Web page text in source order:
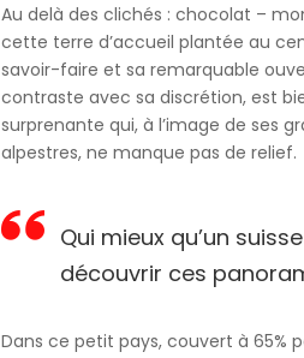
Au delà des clichés : chocolat –
cette terre d’accueil plantée au
savoir-faire et sa remarquable
contraste avec sa discrétion, est
surprenante qui, à l’image de ses
alpestres, ne manque pas de relief.
Qui mieux qu’un
découvrir ces
Dans ce petit pays, couvert à 65%